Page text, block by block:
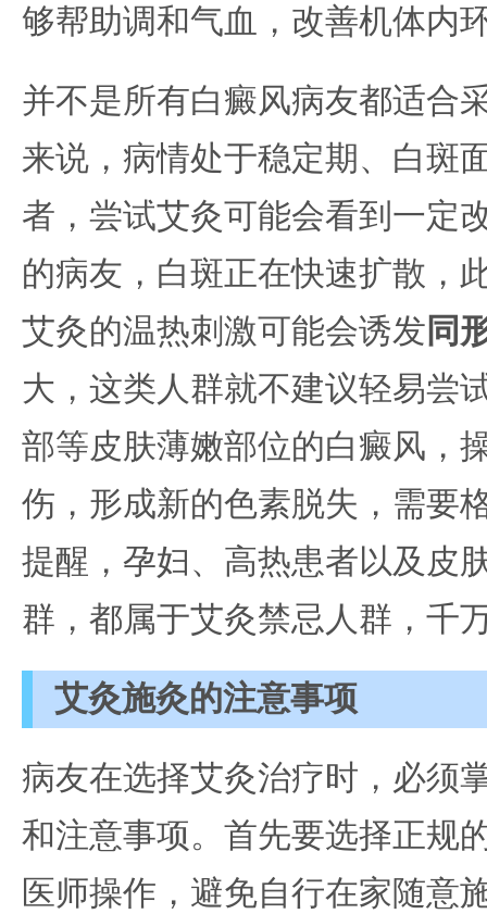
够帮助调和气血，改善机体内
并不是所有白癜风病友都适合
来说，病情处于稳定期、白斑
者，尝试艾灸可能会看到一定
的病友，白斑正在快速扩散，
艾灸的温热刺激可能会诱发 同
大，这类人群就不建议轻易尝
部等皮肤薄嫩部位的白癜风，
伤，形成新的色素脱失，需要
提醒，孕妇、高热患者以及皮
群，都属于艾灸禁忌人群，千
艾灸施灸的注意事项
病友在选择艾灸治疗时，必须
和注意事项。首先要选择正规
医师操作，避免自行在家随意